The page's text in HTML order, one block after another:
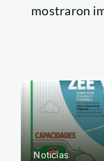
mostraron
Noticias